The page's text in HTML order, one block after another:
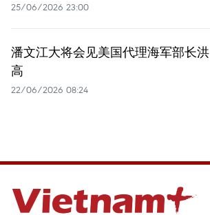
25/06/2026 23:00
潘文江大将会见美国代理海军部长洪
高
22/06/2026 08:24